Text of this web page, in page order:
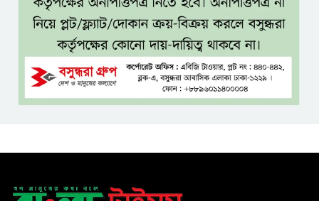
আলোচনা, সিদ্ধান্ত নেবেন তারেক
রহমান
নদীদূষণ রোধে সমন্বিত ও কঠোর
পদক্ষেপের নির্দেশ প্রধানমন্ত্রীর
ডিজিটাল প্ল্যাটফর্ম কীভাবে বদলে